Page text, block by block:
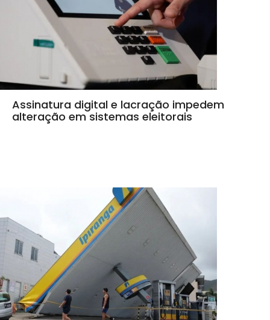
Assinatura digital e lacração impedem
alteração em sistemas eleitorais